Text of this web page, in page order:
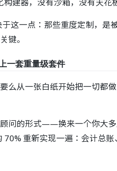
建器，没有沙箱，没有天花
这一点：那些重度定制，
键。
一套重量级套件
么从一张白纸开始把一切都
的形式——换来一个你大
重新实现一遍：会计总